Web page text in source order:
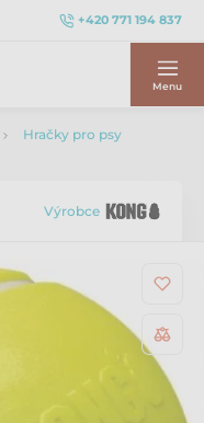
+420 771 194 837
Menu
Hračky pro psy
Výrobce